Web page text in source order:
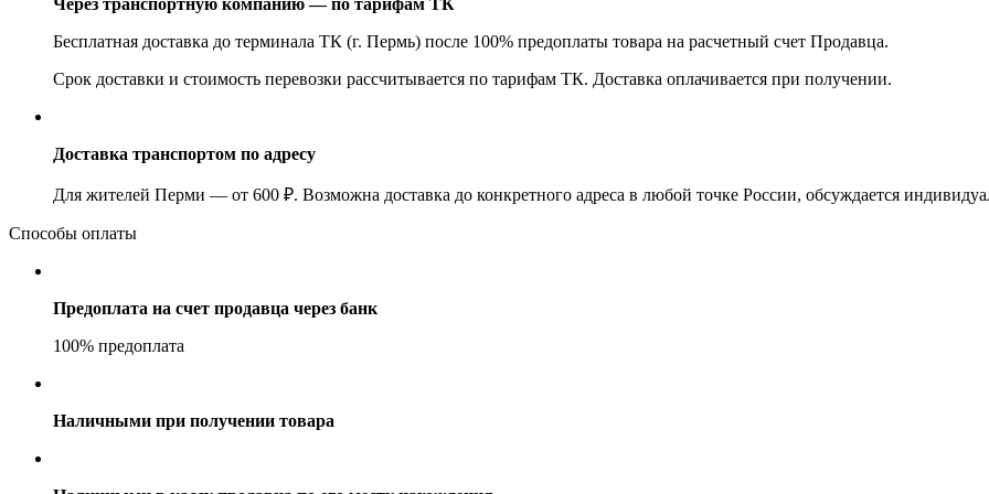
Через транспортную компанию — по тарифам ТК
Бесплатная доставка до терминала ТК (г. Пермь) после 100% предоплаты товара на расчетный счет Продавца.
Срок доставки и стоимость перевозки рассчитывается по тарифам ТК. Доставка оплачивается при получении.
Доставка транспортом по адресу
Для жителей Перми — от 600 ₽. Возможна доставка до конкретного адреса в любой точке России, обсуждается
Способы оплаты
Предоплата на счет продавца через банк
100% предоплата
Наличными при получении товара